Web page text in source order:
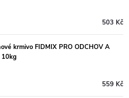
503 Kč
krmivo FIDMIX PRO ODCHOV A
10kg
559 Kč